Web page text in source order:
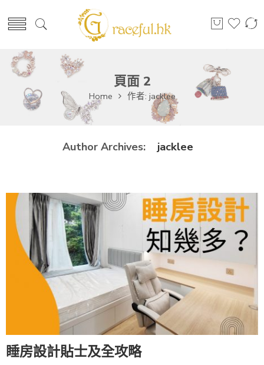
頁面 2
Home 作者: jacklee
Author Archives: jacklee
睡房設計貼士及全攻略